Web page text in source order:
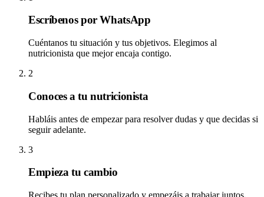
Escríbenos por WhatsApp
Cuéntanos tu situación y tus objetivos. Elegimos al
nutricionista que mejor encaja contigo.
2
Conoces a tu nutricionista
Habláis antes de empezar para resolver dudas y que decidas si
seguir adelante.
3
Empieza tu cambio
Recibes tu plan personalizado y empezáis a trabajar juntos,